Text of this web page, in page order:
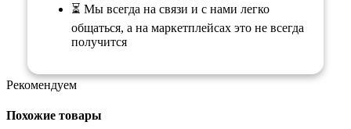
⏳ Мы всегда на связи и с нами легко
общаться, а на маркетплейсах это не всегда
получится
Рекомендуем
Похожие товары